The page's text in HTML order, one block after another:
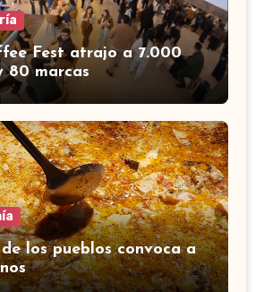
Fest atrajo a 7.000
80 marcas
los pueblos convoca a